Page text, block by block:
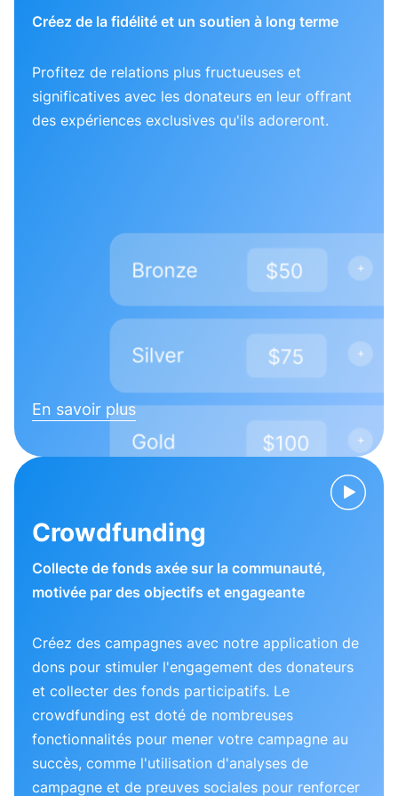
Créez de la fidélité et un soutien à long terme
Profitez de relations plus fructueuses et
significatives avec les donateurs en leur offrant
des expériences exclusives qu'ils adoreront.
En savoir plus
Crowdfunding
Collecte de fonds axée sur la communauté,
motivée par des objectifs et engageante
Créez des campagnes avec notre application de
dons pour stimuler l'engagement des donateurs
et collecter des fonds participatifs. Le
crowdfunding est doté de nombreuses
fonctionnalités pour mener votre campagne au
succès, comme l'utilisation d'analyses de
campagne et de preuves sociales pour renforcer